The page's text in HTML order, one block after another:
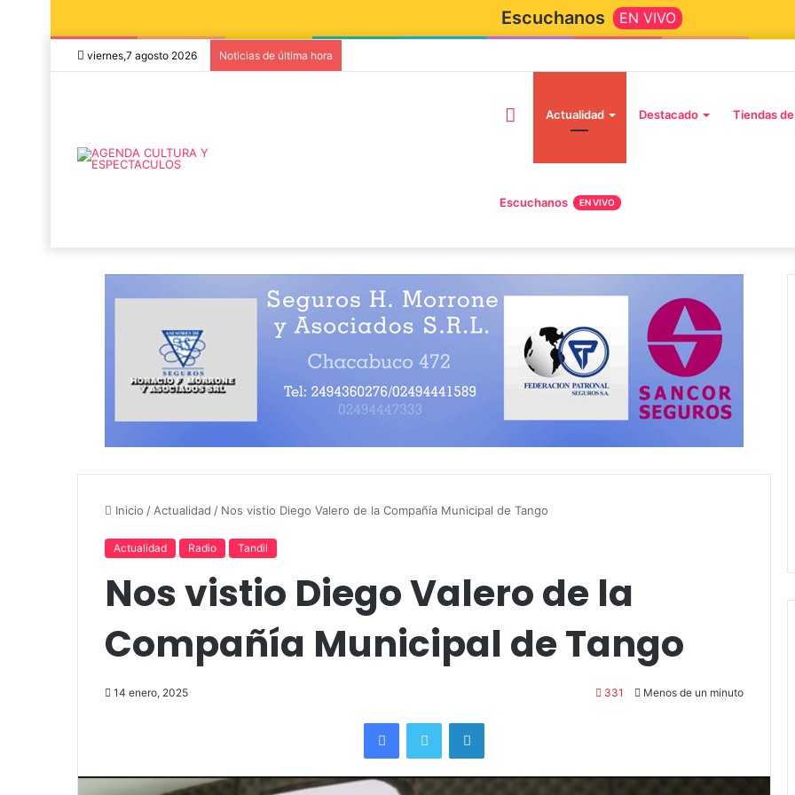
Escuchanos EN VIVO
viernes,7 agosto 2026 Noticias de última hora
Actualidad Destacado Tiendas
Escuchanos EN VIVO
Inicio / Actualidad / Nos vistio Diego Valero de la Compañía Municipal de Tango
Actualidad Radio Tandil
Nos vistio Diego Valero de la
Compañía Municipal de Tango
14 enero, 2025 331 Menos de un minuto
FacebookTwitter LinkedIn